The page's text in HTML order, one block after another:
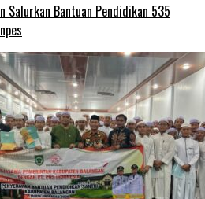
Salurkan Bantuan Pendidikan 535